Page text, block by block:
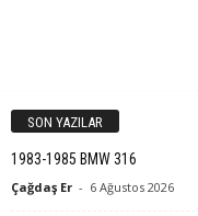
SON YAZILAR
1983-1985 BMW 316
Çağdaş Er - 6 Ağustos 2026